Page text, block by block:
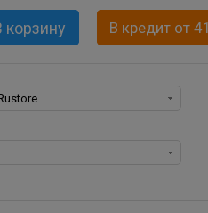
В кредит от
iPad, iPod, iOS: